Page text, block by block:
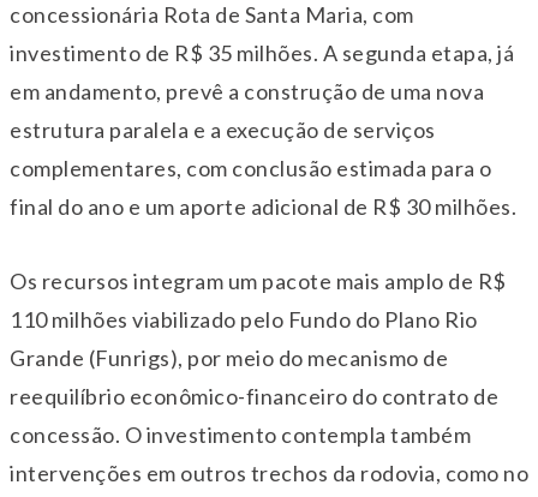
concessionária Rota de Santa Maria, com
investimento de R$ 35 milhões. A segunda etapa, já
em andamento, prevê a construção de uma nova
estrutura paralela e a execução de serviços
complementares, com conclusão estimada para o
final do ano e um aporte adicional de R$ 30 milhões.
Os recursos integram um pacote mais amplo de R$
110 milhões viabilizado pelo Fundo do Plano Rio
Grande (Funrigs), por meio do mecanismo de
reequilíbrio econômico-financeiro do contrato de
concessão. O investimento contempla também
intervenções em outros trechos da rodovia, como no